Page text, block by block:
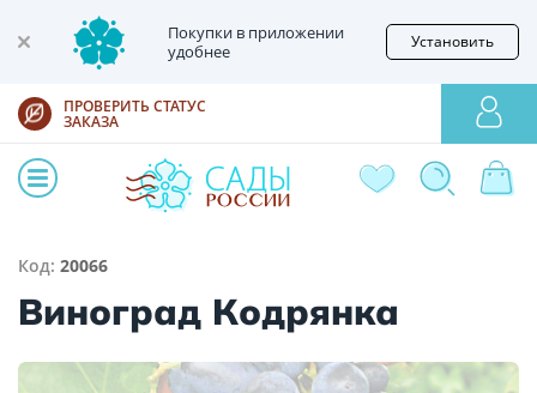
Покупки в приложении
удобнее
Установить
ПРОВЕРИТЬ СТАТУС
ЗАКАЗА
Код: 20066
Виноград Кодрянка